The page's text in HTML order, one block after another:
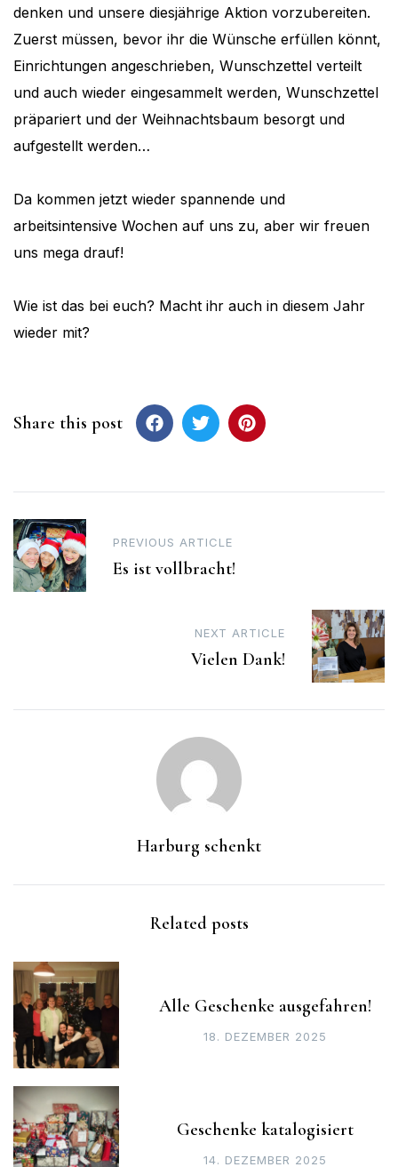
denken und unsere diesjährige Aktion vorzubereiten.
Zuerst müssen, bevor ihr die Wünsche erfüllen könnt,
Einrichtungen angeschrieben, Wunschzettel verteilt
und auch wieder eingesammelt werden, Wunschzettel
präpariert und der Weihnachtsbaum besorgt und
aufgestellt werden…
Da kommen jetzt wieder spannende und
arbeitsintensive Wochen auf uns zu, aber wir freuen
uns mega drauf!
Wie ist das bei euch? Macht ihr auch in diesem Jahr
wieder mit?
Share this post
Post
navigation
PREVIOUS ARTICLE
Es ist vollbracht!
NEXT ARTICLE
Vielen Dank!
Harburg schenkt
Related posts
Alle Geschenke ausgefahren!
18. DEZEMBER 2025
Geschenke katalogisiert
14. DEZEMBER 2025